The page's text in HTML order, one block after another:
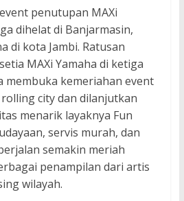
penutupan MAXi
dihelat di Banjarmasin,
di kota Jambi. Ratusan
MAXi Yamaha di ketiga
membuka kemeriahan event
city dan dilanjutkan
menarik layaknya Fun
servis murah, dan
semakin meriah
penampilan dari artis
wilayah.